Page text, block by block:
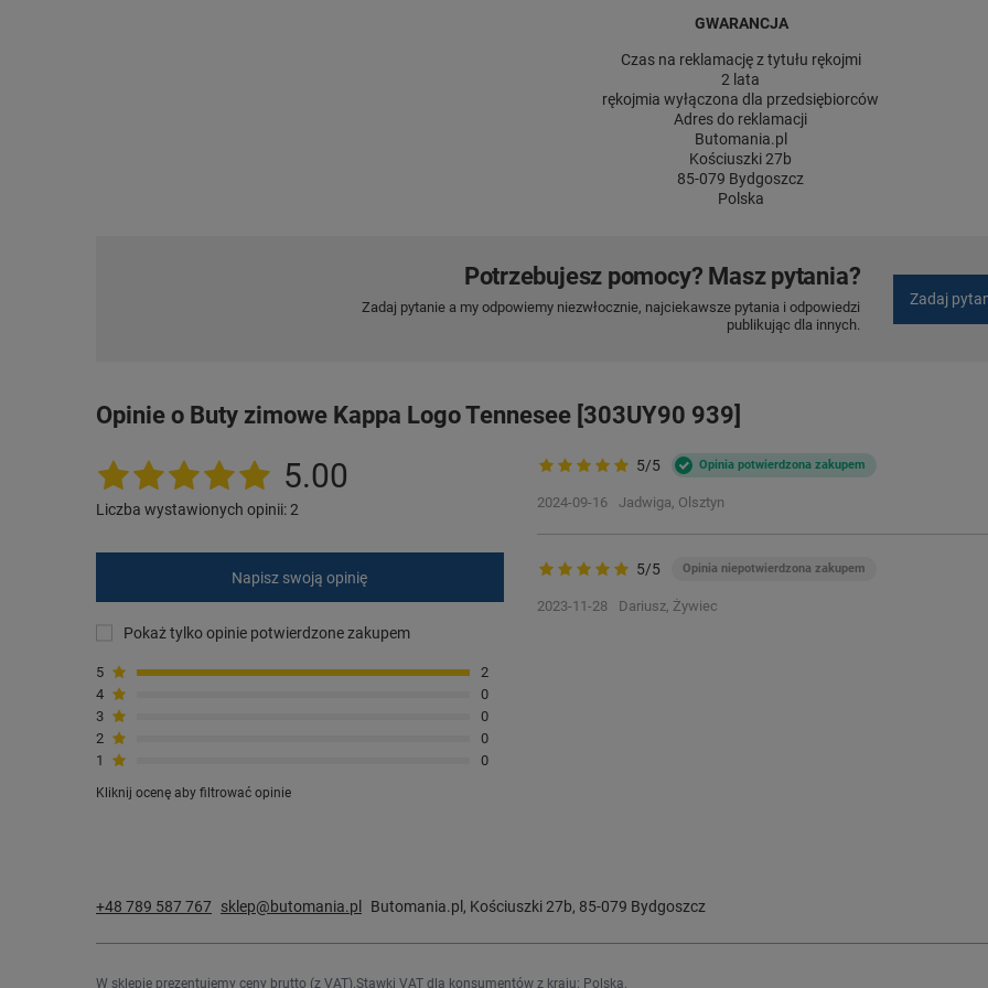
GWARANCJA
Czas na reklamację z tytułu rękojmi
2 lata
rękojmia wyłączona dla przedsiębiorców
Adres do reklamacji
Butomania.pl
Kościuszki 27b
85-079 Bydgoszcz
Polska
Potrzebujesz pomocy? Masz pytania?
Zadaj pytanie a my odpowiemy niezwłocznie, najciekawsze pytania i odpowiedzi
publikując dla innych.
Zadaj
Opinie o Buty zimowe Kappa Logo Tennesee [303UY90 939]
5.00
Liczba wystawionych opinii: 2
Napisz swoją opinię
Pokaż tylko opinie potwierdzone zakupem
5
2
4
0
3
0
2
0
1
0
Kliknij ocenę aby filtrować opinie
5/5 Opinia potwierdzona zakupem
2024-09-16 Jadwiga, Olsztyn
5/5 Opinia niepotwierdzona zakupem
2023-11-28 Dariusz, Żywiec
+48 789 587 767 sklep@butomania.pl Butomania.pl , Kościuszki 27b, 85-079 Bydgoszcz
W sklepie prezentujemy ceny brutto (z VAT). Stawki VAT dla konsumentów z kraju: Polska